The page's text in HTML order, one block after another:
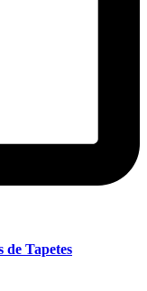
de Tapetes